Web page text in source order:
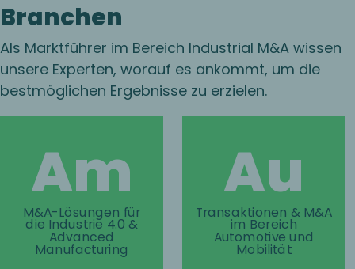
Branchen
Als Marktführer im Bereich Industrial M&A wissen
unsere Experten, worauf es ankommt, um die
bestmöglichen Ergebnisse zu erzielen.
Am
M&A-Lösungen für
die Industrie 4.0 &
Advanced
Manufacturing
Au
Transaktionen & M&A
im Bereich
Automotive und
Mobilität